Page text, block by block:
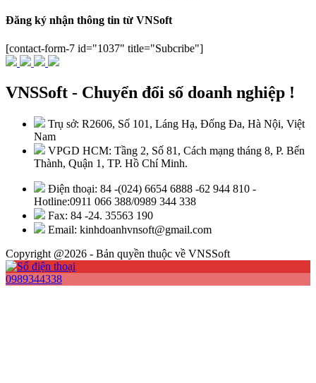
Đăng ký nhận thông tin từ VNSoft
[contact-form-7 id="1037" title="Subcribe"]
VNSSoft - Chuyển đổi số doanh nghiệp !
Trụ sở: R2606, Số 101, Láng Hạ, Đống Đa, Hà Nội, Việt
Nam
VPGD HCM: Tầng 2, Số 81, Cách mạng tháng 8, P. Bến
Thành, Quận 1, TP. Hồ Chí Minh.
Điện thoại: 84 -(024) 6654 6888 -62 944 810 -
Hotline:0911 066 388/0989 344 338
Fax: 84 -24. 35563 190
Email: kinhdoanhvnsoft@gmail.com
Copyright @2026 - Bản quyền thuộc về VNSSoft
0989344338